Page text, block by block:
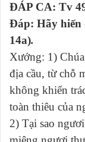
ĐÁP CA: Tv
Đáp: Hãy hiến
14a).
Xướng: 1)
địa cầu, từ chỗ
không khiển
toàn thiêu của
2) Tại sao